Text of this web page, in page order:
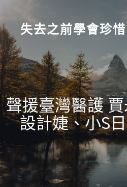
content
失去之前學會珍惜
聲援臺灣醫護
設計婕、小S